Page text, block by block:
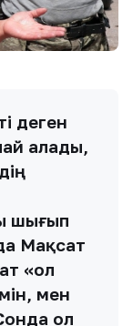
деген
алады,
шығып
Мақсат
«ол
мен
ол